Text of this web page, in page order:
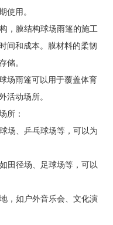
使用。
，膜结构球场雨篷的施工
间和成本。膜材料的柔韧
储。
场雨篷可以用于覆盖体育
活动场所。
所：
场、乒乓球场等，可以为
田径场、足球场等，可以
，如户外音乐会、文化演